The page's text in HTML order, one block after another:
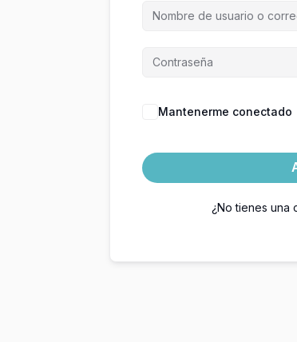
Mantenerme conectado
¿No tienes una